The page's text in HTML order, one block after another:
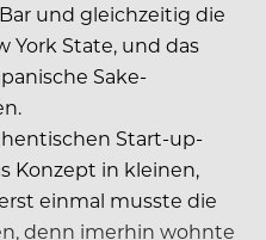
und gleichzeitig die
York State, und das
Sake-
Start-up-
Konzept in kleinen,
einmal musste die
denn imerhin wohnte